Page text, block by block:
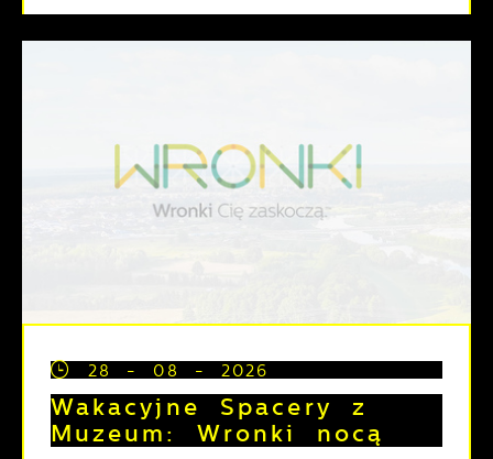
28 - 08 - 2026
Wakacyjne Spacery z
Muzeum: Wronki nocą